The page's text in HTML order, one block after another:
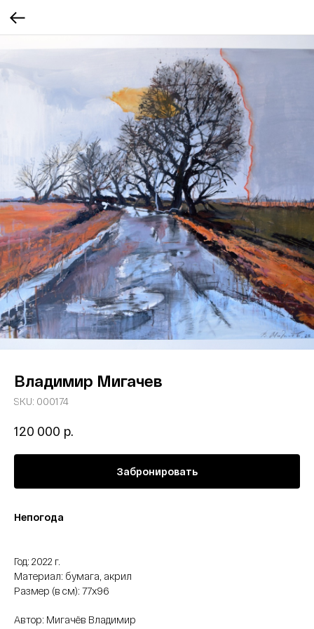
Владимир Мигачев
SKU: 000174
120 000 р.
Забронировать
Непогода
Год: 2022 г.
Материал: бумага, акрил
Размер (в см): 77х96
Автор: Мигачёв Владимир